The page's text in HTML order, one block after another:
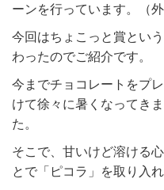
ーンを行っています。（
今回はちょこっと賞とい
わったのでご紹介です。
今までチョコレートをプ
けて徐々に暑くなってき
た。
そこで、甘いけど溶ける
とで「ピコラ」を取り入れ